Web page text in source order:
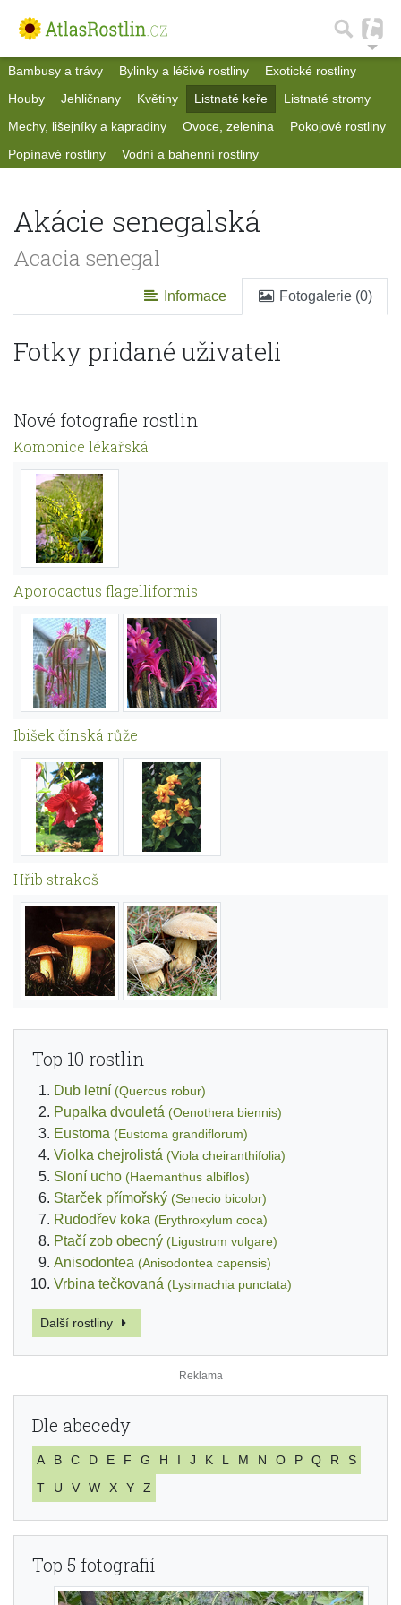
Bambusy a trávy Bylinky a léčivé rostliny
Exotické rostliny
Houby
Jehličnany Květiny Listnaté keře
Listnaté stromy
Mechy, lišejníky a kapradiny
Ovoce, zelenina
Pokojové rostliny
Popínavé rostliny
Vodní a bahenní rostliny
Akácie senegalská
Acacia senegal
Informace Fotogalerie (0)
Fotky pridané uživateli
Nové fotografie rostlin
Komonice lékařská
Aporocactus flagelliformis
Ibišek čínská růže
Hřib strakoš
Top 10 rostlin
Dub letní (Quercus robur)
Pupalka dvouletá (Oenothera biennis)
Eustoma (Eustoma grandiflorum)
Violka chejrolistá (Viola cheiranthifolia)
Sloní ucho (Haemanthus albiflos)
Starček přímořský (Senecio bicolor)
Rudodřev koka (Erythroxylum coca)
Ptačí zob obecný (Ligustrum vulgare)
Anisodontea (Anisodontea capensis)
Vrbina tečkovaná (Lysimachia punctata)
Další rostliny
Dle abecedy
A B C D E F G H I J K L M N O P Q R
S
T
U V W X Y Z
Top 5 fotografií